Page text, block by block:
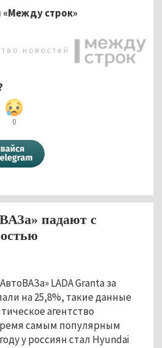
«Между строк»
0
падают с
LADA Granta за
на 25,8%, такие данные
агентство
самым популярным
у россиян стал Hyundai